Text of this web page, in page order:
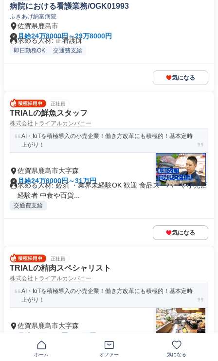
病院における看護業務/OGK01993
ふきあげ納富病院
佐賀県鹿島市
月給24万8000円～29万8000円
求める人材: 正看護師
即日勤務OK 交通費支給
気になる
正社員
TRIALの鮮魚スタッフ
株式会社トライアルカンパニー
AI・IoTを積極導入の小売企業！働き方改革にも積極的！基本定時
上がり！
佐賀県鹿島市大字森
月給24万6000円～31万円
求める人材: 必須 ・業界未経験OK 歓迎 食品スーパーや小売店
経験者 中食や百貨...
交通費支給
気になる
正社員
TRIALの精肉スペシャリスト
株式会社トライアルカンパニー
AI・IoTを積極導入の小売企業！働き方改革にも積極的！基本定時
上がり！
佐賀県鹿島市大字森
月給28万2000円～40万円
求める人材: 必須 ・生鮮の商品知識・経験がある方 ・仕入れ
ルートや市場に明るい方 ...
ホーム オファー 気になる